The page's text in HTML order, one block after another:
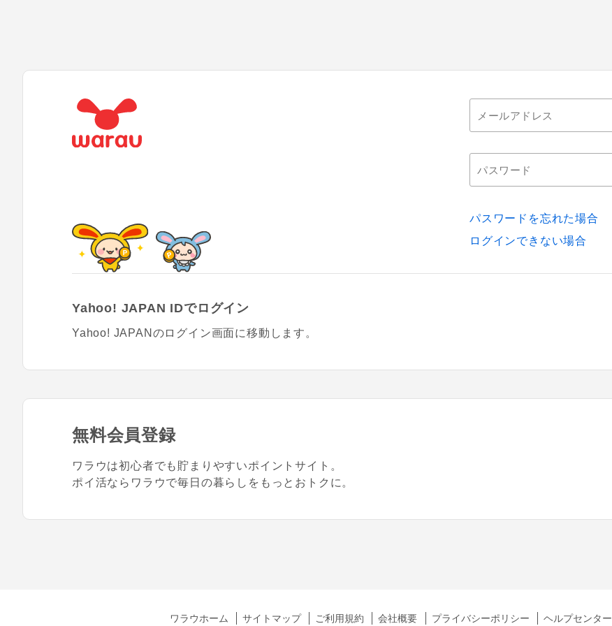
パスワードを忘れた場合
ログインできない場合
Yahoo! JAPAN IDでログイン
Yahoo! JAPANのログイン画面に移動します。
無料会員登録
ワラウは初心者でも貯まりやすいポイントサイト。
ポイ活ならワラウで毎日の暮らしをもっとおトクに。
ワラウホーム サイトマップ ご利用規約 会社概要 プライバシーポリシー ヘルプセンター